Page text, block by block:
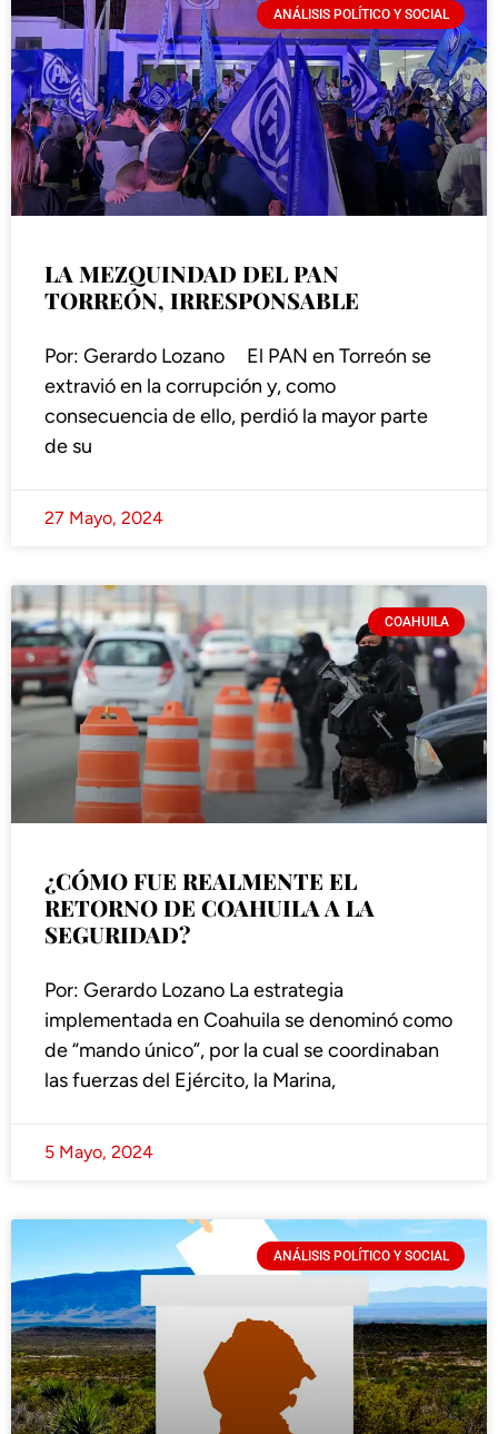
ANÁLISIS POLÍTICO Y SOCIAL
LA MEZQUINDAD DEL PAN
TORREÓN, IRRESPONSABLE
Por: Gerardo Lozano El PAN en Torreón se
extravió en la corrupción y, como
consecuencia de ello, perdió la mayor parte
de su
27 Mayo, 2024
COAHUILA
¿CÓMO FUE REALMENTE EL
RETORNO DE COAHUILA A LA
SEGURIDAD?
Por: Gerardo Lozano La estrategia
implementada en Coahuila se denominó como
de “mando único”, por la cual se coordinaban
las fuerzas del Ejército, la Marina,
5 Mayo, 2024
ANÁLISIS POLÍTICO Y SOCIAL